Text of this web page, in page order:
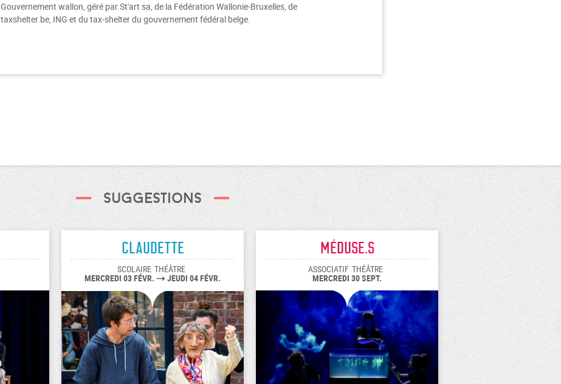
Gouvernement wallon, géré par St'art sa, de la Fédération Wallonie-Bruxelles, de
taxshelter.be, ING et du tax-shelter du gouvernement fédéral belge.
Suggestions
Claudette
SCOLAIRE THÉÂTRE
MERCREDI 03 FÉVR. JEUDI 04 FÉVR.
Méduse.s
ASSOCIATIF THÉÂTRE
MERCREDI 30 SEPT.